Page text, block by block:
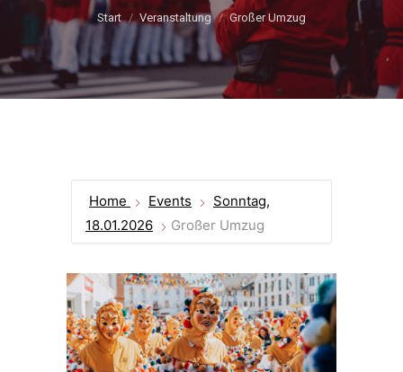
Sie befinden sich hier:
Start Veranstaltung Großer Umzug
Home Events
Sonntag,
18.01.2026
Großer Umzug